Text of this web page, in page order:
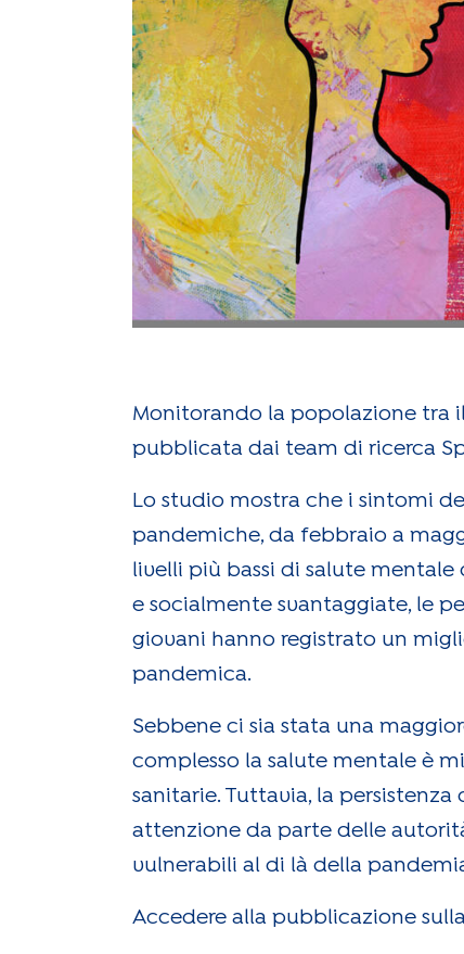
Monitorando la popolazione tra il
pubblicata dai team di ricerca
Lo studio mostra che i sintomi
pandemiche, da febbraio a
livelli più bassi di salute
e socialmente svantaggiate, le
giovani hanno registrato un
pandemica.
Sebbene ci sia stata una
complesso la salute mentale è
sanitarie. Tuttavia, la
attenzione da parte delle
vulnerabili al di là della
Accedere alla pubblicazione sulla